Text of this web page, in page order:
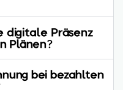
digitale Präsenz
Plänen?
bei bezahlten